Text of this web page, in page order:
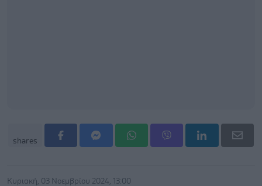
shares
Κυριακή, 03 Νοεμβρίου 2024, 13:00